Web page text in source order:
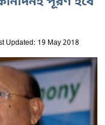
Updated: 19 May 2018